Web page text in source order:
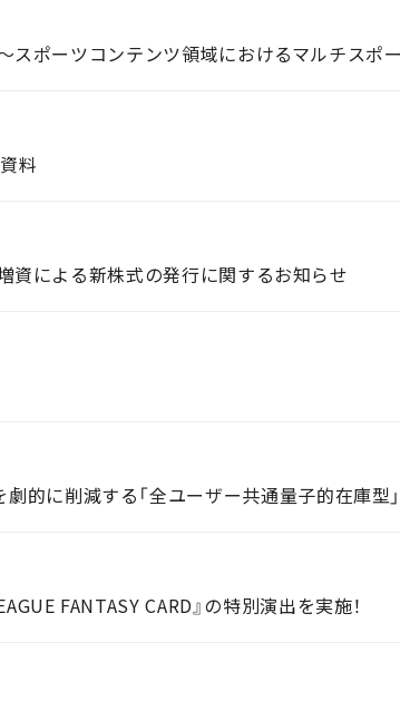
ポーツコンテンツ領域におけるマルチスポ
料
資による新株式の発行に関するお知らせ
的に削減する「全ユーザー共通量子的在庫型
FANTASY CARD』の特別演出を実施！